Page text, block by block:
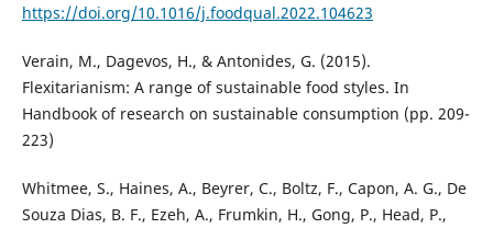
https://doi.org/10.1016/j.foodqual.2022.104623
Verain, M., Dagevos, H., & Antonides, G. (2015).
Flexitarianism: A range of sustainable food styles. In
Handbook of research on sustainable consumption (pp. 209-
223)
Whitmee, S., Haines, A., Beyrer, C., Boltz, F., Capon, A. G., De
Souza Dias, B. F., Ezeh, A., Frumkin, H., Gong, P., Head, P.,